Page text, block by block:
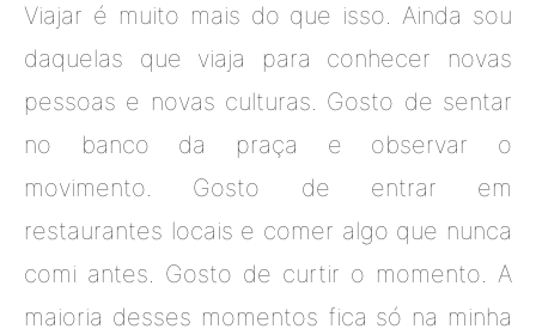
Viajar é muito mais do que isso. Ainda sou
daquelas que viaja para conhecer novas
pessoas e novas culturas. Gosto de sentar
no banco da praça e observar o
movimento. Gosto de entrar em
restaurantes locais e comer algo que nunca
comi antes. Gosto de curtir o momento. A
maioria desses momentos fica só na minha